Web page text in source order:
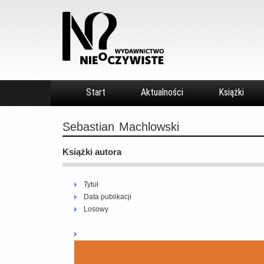
Start Aktualności Książki
Sebastian Machlowski
Książki autora
Tytuł
Data publikacji
Losowy